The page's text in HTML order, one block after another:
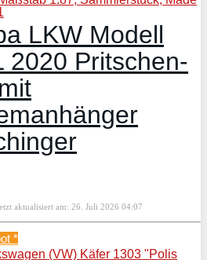
LKW Modell
2020 Pritschen-
aktualisiert am: 26. Juli 2026 04:07
*